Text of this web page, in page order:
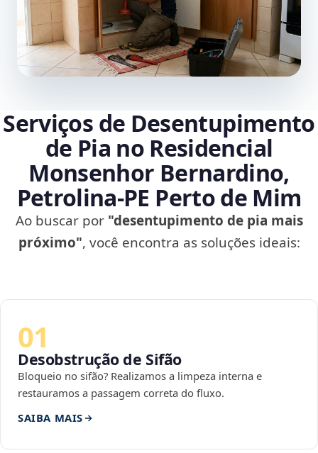
Serviços de Desentupimento
de Pia no Residencial
Monsenhor Bernardino,
Petrolina‑PE Perto de Mim
Ao buscar por "desentupimento de pia mais
próximo", você encontra as soluções ideais:
01
Desobstrução de Sifão
Bloqueio no sifão? Realizamos a limpeza interna e
restauramos a passagem correta do fluxo.
SAIBA MAIS